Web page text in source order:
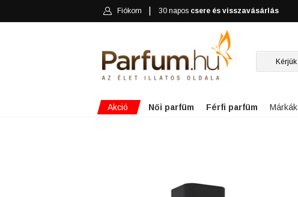
Fiókom 30 napos csere és visszavásárlás
Akció Női parfüm Férfi parfüm Márkák